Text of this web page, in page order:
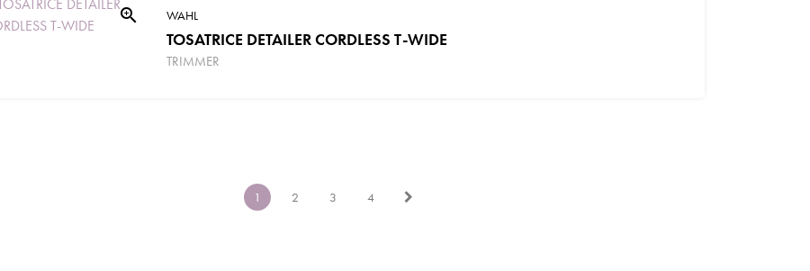
zoom_in WAHL
TOSATRICE DETAILER CORDLESS T-WIDE
TRIMMER
1 2 3 4